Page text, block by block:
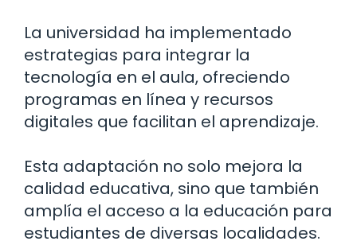
La universidad ha implementado
estrategias para integrar la
tecnología en el aula, ofreciendo
programas en línea y recursos
digitales que facilitan el aprendizaje.
Esta adaptación no solo mejora la
calidad educativa, sino que también
amplía el acceso a la educación para
estudiantes de diversas localidades.